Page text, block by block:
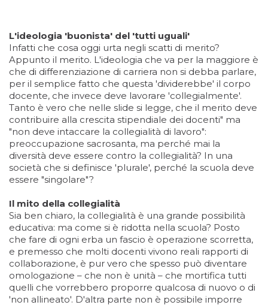
L'ideologia 'buonista' del 'tutti uguali'
Infatti che cosa oggi urta negli scatti di merito?
Appunto il merito. L'ideologia che va per la maggiore è
che di differenziazione di carriera non si debba parlare,
per il semplice fatto che questa 'dividerebbe' il corpo
docente, che invece deve lavorare 'collegialmente'.
Tanto è vero che nelle slide si legge, che il merito deve
contribuire alla crescita stipendiale dei docenti" ma
"non deve intaccare la collegialità di lavoro":
preoccupazione sacrosanta, ma perché mai la
diversità deve essere contro la collegialità? In una
società che si definisce 'plurale', perché la scuola deve
essere "singolare"?
Il mito della collegialità
Sia ben chiaro, la collegialità è una grande possibilità
educativa: ma come si è ridotta nella scuola? Posto
che fare di ogni erba un fascio è operazione scorretta,
e premesso che molti docenti vivono reali rapporti di
collaborazione, è pur vero che spesso può diventare
omologazione – che non è unità – che mortifica tutti
quelli che vorrebbero proporre qualcosa di nuovo o di
'non allineato'. D'altra parte non è possibile imporre